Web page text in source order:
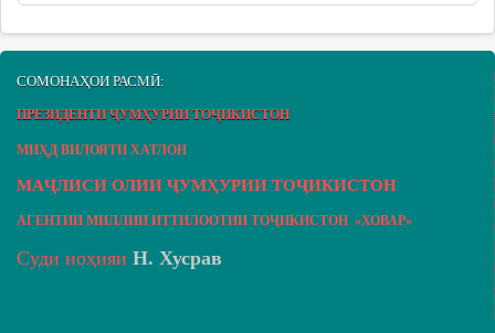
СОМОНАҲОИ РАСМӢ:
ПРЕЗИДЕНТИ ҶУМҲУРИИ ТОҶИКИСТОН
МИҲД ВИЛОЯТИ ХАТЛОН
МАҶЛИСИ ОЛИИ ҶУМҲУРИИ ТОҶИКИСТОН
АГЕНТИИ МИЛЛИИ ИТТИЛООТИИ ТОҶИКИСТОН «ХОВАР»
Суди ноҳияи Н. Хусрав